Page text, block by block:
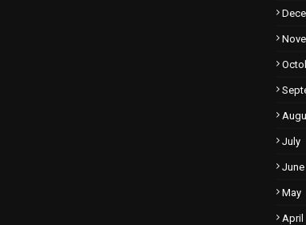
July
June
May
April